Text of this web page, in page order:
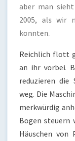
aber man
2005, als wir
konnten.
Reichlich flott
an ihr vorbei.
reduzieren die
weg. Die
merkwürdig
Bogen steuern
Häuschen